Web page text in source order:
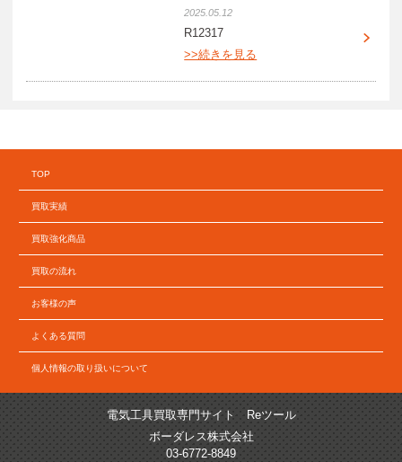
2025.05.12
R12317
>>続きを見る
TOP
買取実績
買取強化商品
買取の流れ
お客様の声
よくある質問
個人情報の取り扱いについて
電気工具買取専門サイト Reツール
ボーダレス株式会社
03-6772-8849